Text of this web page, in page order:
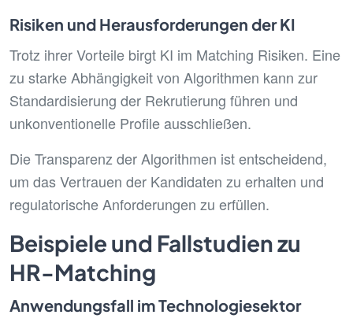
Risiken und Herausforderungen der KI
Trotz ihrer Vorteile birgt KI im Matching Risiken. Eine
zu starke Abhängigkeit von Algorithmen kann zur
Standardisierung der Rekrutierung führen und
unkonventionelle Profile ausschließen.
Die Transparenz der Algorithmen ist entscheidend,
um das Vertrauen der Kandidaten zu erhalten und
regulatorische Anforderungen zu erfüllen.
Beispiele und Fallstudien zu
HR-Matching
Anwendungsfall im Technologiesektor